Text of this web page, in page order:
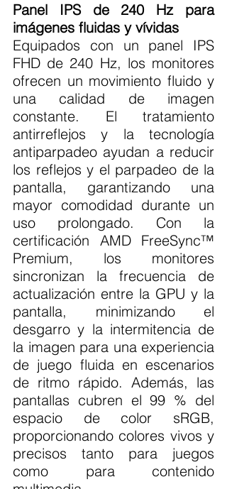
Panel IPS de 240 Hz para
imágenes fluidas y vívidas
Equipados con un panel IPS
FHD de 240 Hz, los monitores
ofrecen un movimiento fluido y
una calidad de imagen
constante. El tratamiento
antirreflejos y la tecnología
antiparpadeo ayudan a reducir
los reflejos y el parpadeo de la
pantalla, garantizando una
mayor comodidad durante un
uso prolongado. Con la
certificación AMD FreeSync™
Premium, los monitores
sincronizan la frecuencia de
actualización entre la GPU y la
pantalla, minimizando el
desgarro y la intermitencia de
la imagen para una experiencia
de juego fluida en escenarios
de ritmo rápido. Además, las
pantallas cubren el 99 % del
espacio de color sRGB,
proporcionando colores vivos y
precisos tanto para juegos
como para contenido